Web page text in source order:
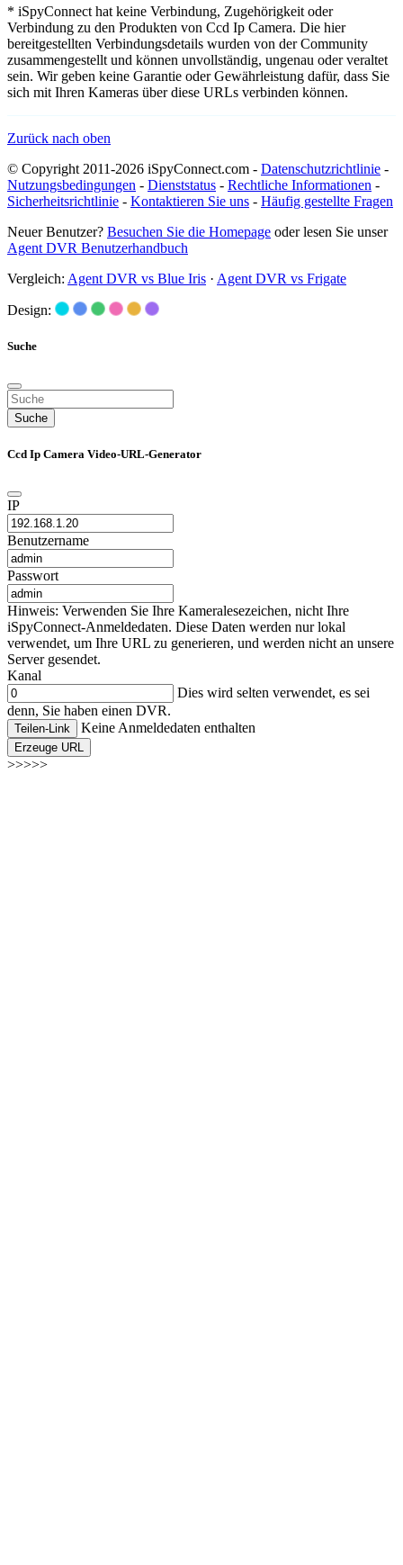
* iSpyConnect hat keine Verbindung, Zugehörigkeit oder
Verbindung zu den Produkten von Ccd Ip Camera. Die hier
bereitgestellten Verbindungsdetails wurden von der Community
zusammengestellt und können unvollständig, ungenau oder veraltet
sein. Wir geben keine Garantie oder Gewährleistung dafür, dass Sie
sich mit Ihren Kameras über diese URLs verbinden können.
Zurück nach oben
© Copyright 2011-2026 iSpyConnect.com - Datenschutzrichtlinie -
Nutzungsbedingungen - Dienststatus - Rechtliche Informationen -
Sicherheitsrichtlinie - Kontaktieren Sie uns - Häufig gestellte Fragen
Neuer Benutzer? Besuchen Sie die Homepage oder lesen Sie unser
Agent DVR Benutzerhandbuch
Vergleich: Agent DVR vs Blue Iris · Agent DVR vs Frigate
Design:
Suche
Suche
Ccd Ip Camera Video-URL-Generator
IP
Benutzername
Passwort
Hinweis: Verwenden Sie Ihre Kameralesezeichen, nicht Ihre
iSpyConnect-Anmeldedaten. Diese Daten werden nur lokal
verwendet, um Ihre URL zu generieren, und werden nicht an unsere
Server gesendet.
Kanal
Dies wird selten verwendet, es sei
denn, Sie haben einen DVR.
Teilen-Link Keine Anmeldedaten enthalten
Erzeuge URL
>>>>>